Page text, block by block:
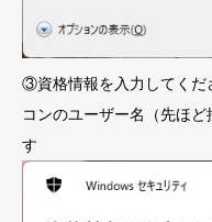
③資格情報を入力してくだ
コンのユーザー名（先ほ
す